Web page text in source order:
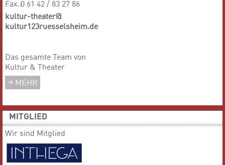
Fax.:0 61 42 / 83 27 86
kultur-theater@
kultur123ruesselsheim.de
Das gesamte Team von
Kultur & Theater
MEHR
MITGLIED
Wir sind Mitglied